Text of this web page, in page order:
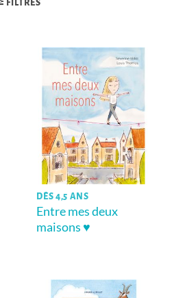
FILTRES
DÈS 4,5 ANS
Entre mes deux
maisons ♥